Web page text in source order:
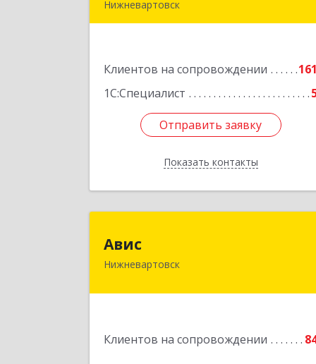
Нижневартовск
Клиентов на сопровождении
161
1С:Специалист
Отправить заявку
Показать контакты
54А, стр.1, оф.112, 202
Отправить заявку
Назад
Авис
Нижневартовск
Клиентов на сопровождении
628600, Ханты-Мансийский